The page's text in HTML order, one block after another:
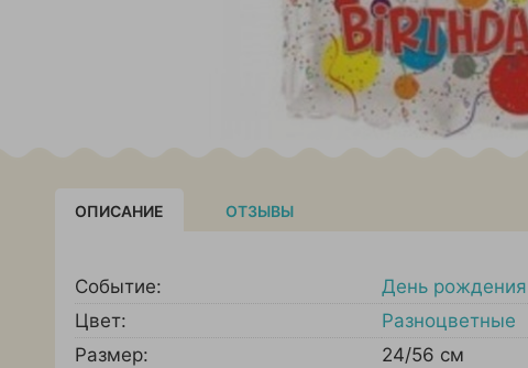
ОПИСАНИЕ ОТЗЫВЫ
Событие:
День рождения
Цвет:
Разноцветные
Размер:
24/56 см